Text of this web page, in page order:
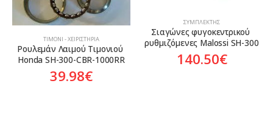
ΤΙΜΌΝΙ - ΧΕΙΡΙΣΤΉΡΙΑ
Ρουλεμάν Λαιμού Τιμονιού
Honda SH-300-CBR-1000RR
39.98€
ΣΥΜΠΛΈΚΤΗΣ
Σιαγώνες φυγοκεντρικού
ρυθμιζόμενες Malossi SH-300
140.50€